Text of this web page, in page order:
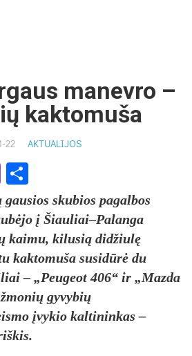
manevro –
kaktomuša
22 AKTUALIJOS
Viber
skubios pagalbos
į Šiauliai–Palanga
kaimu, kilusią didžiulę
kaktomuša susidūrė du
– „Peugeot 406“ ir „Mazda
gyvybių
įvykio kaltininkas –